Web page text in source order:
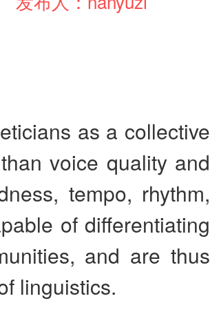
as a collective
voice quality and
tempo, rhythm,
of differentiating
and are thus
linguistics.